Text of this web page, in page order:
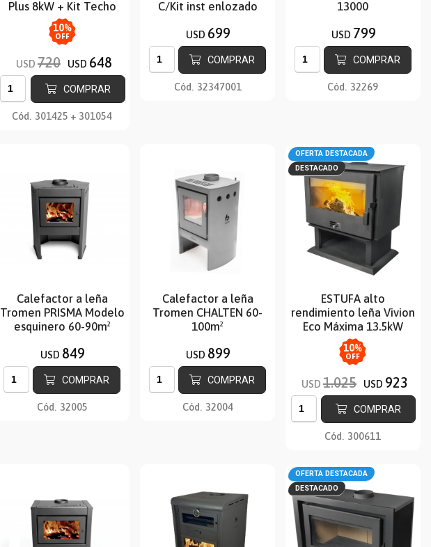
Plus 8kW + Kit Techo
10%
OFF
USD 720 USD 648
COMPRAR
Cód. 301425 + 301054
C/Kit inst enlozado
USD 699
COMPRAR
Cód. 32347001
13000
USD 799
COMPRAR
Cód. 32269
Calefactor a leña
Tromen PRISMA Modelo
esquinero 60-90m²
USD 849
COMPRAR
Cód. 32005
Calefactor a leña
Tromen CHALTEN 60-
100m²
USD 899
COMPRAR
Cód. 32004
OFERTA DESTACADA
DESTACADO
ESTUFA alto
rendimiento leña Vivion
Eco Máxima 13.5kW
10%
OFF
USD 1.025 USD 923
COMPRAR
Cód. 300611
OFERTA DESTACADA
DESTACADO